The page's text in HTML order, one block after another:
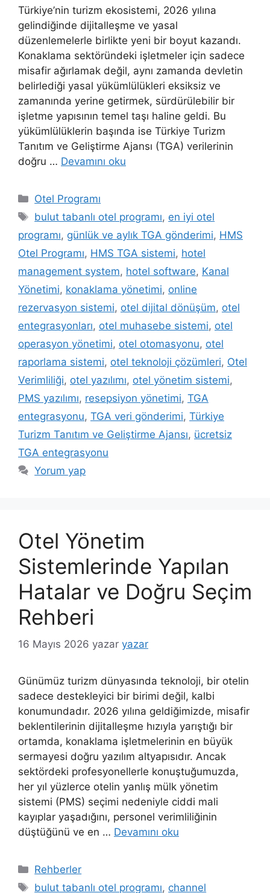
Türkiye’nin turizm ekosistemi, 2026 yılına
gelindiğinde dijitalleşme ve yasal
düzenlemelerle birlikte yeni bir boyut kazandı.
Konaklama sektöründeki işletmeler için sadece
misafir ağırlamak değil, aynı zamanda devletin
belirlediği yasal yükümlülükleri eksiksiz ve
zamanında yerine getirmek, sürdürülebilir bir
işletme yapısının temel taşı haline geldi. Bu
yükümlülüklerin başında ise Türkiye Turizm
Tanıtım ve Geliştirme Ajansı (TGA) verilerinin
doğru … Devamını oku
Kategoriler
Otel Programı
Etiketler
bulut tabanlı otel programı, en iyi otel
programı, günlük ve aylık TGA gönderimi, HMS
Otel Programı, HMS TGA sistemi, hotel
management system, hotel software, Kanal
Yönetimi, konaklama yönetimi, online
rezervasyon sistemi, otel dijital dönüşüm, otel
entegrasyonları, otel muhasebe sistemi, otel
operasyon yönetimi, otel otomasyonu, otel
raporlama sistemi, otel teknoloji çözümleri, Otel
Verimliliği, otel yazılımı, otel yönetim sistemi,
PMS yazılımı, resepsiyon yönetimi, TGA
entegrasyonu, TGA veri gönderimi, Türkiye
Turizm Tanıtım ve Geliştirme Ajansı, ücretsiz
TGA entegrasyonu
Yorum yap
Otel Yönetim
Sistemlerinde Yapılan
Hatalar ve Doğru Seçim
Rehberi
16 Mayıs 2026 yazar yazar
Günümüz turizm dünyasında teknoloji, bir otelin
sadece destekleyici bir birimi değil, kalbi
konumundadır. 2026 yılına geldiğimizde, misafir
beklentilerinin dijitalleşme hızıyla yarıştığı bir
ortamda, konaklama işletmelerinin en büyük
sermayesi doğru yazılım altyapısıdır. Ancak
sektördeki profesyonellerle konuştuğumuzda,
her yıl yüzlerce otelin yanlış mülk yönetim
sistemi (PMS) seçimi nedeniyle ciddi mali
kayıplar yaşadığını, personel verimliliğinin
düştüğünü ve en … Devamını oku
Kategoriler
Rehberler
Etiketler
bulut tabanlı otel programı, channel